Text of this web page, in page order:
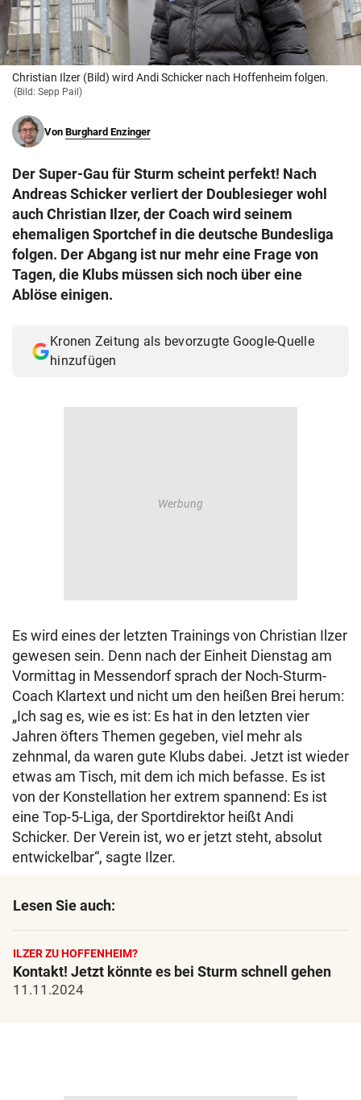
© Krone Multimedia GmbH & Co KG 2026
Muthgasse 2, 1190 Wien
Christian Ilzer (Bild) wird Andi Schicker nach Hoffenheim folgen.
(Bild: Sepp Pail)
Von Burghard Enzinger
Der Super-Gau für Sturm scheint perfekt! Nach
Andreas Schicker verliert der Doublesieger wohl
auch Christian Ilzer, der Coach wird seinem
ehemaligen Sportchef in die deutsche Bundesliga
folgen. Der Abgang ist nur mehr eine Frage von
Tagen, die Klubs müssen sich noch über eine
Ablöse einigen.
Kronen Zeitung als bevorzugte Google-Quelle
hinzufügen
Es wird eines der letzten Trainings von Christian Ilzer
gewesen sein. Denn nach der Einheit Dienstag am
Vormittag in Messendorf sprach der Noch-Sturm-
Coach Klartext und nicht um den heißen Brei herum:
„Ich sag es, wie es ist: Es hat in den letzten vier
Jahren öfters Themen gegeben, viel mehr als
zehnmal, da waren gute Klubs dabei. Jetzt ist wieder
etwas am Tisch, mit dem ich mich befasse. Es ist
von der Konstellation her extrem spannend: Es ist
eine Top-5-Liga, der Sportdirektor heißt Andi
Schicker. Der Verein ist, wo er jetzt steht, absolut
entwickelbar“, sagte Ilzer.
Lesen Sie auch:
ILZER ZU HOFFENHEIM?
Kontakt! Jetzt könnte es bei Sturm schnell gehen
11.11.2024